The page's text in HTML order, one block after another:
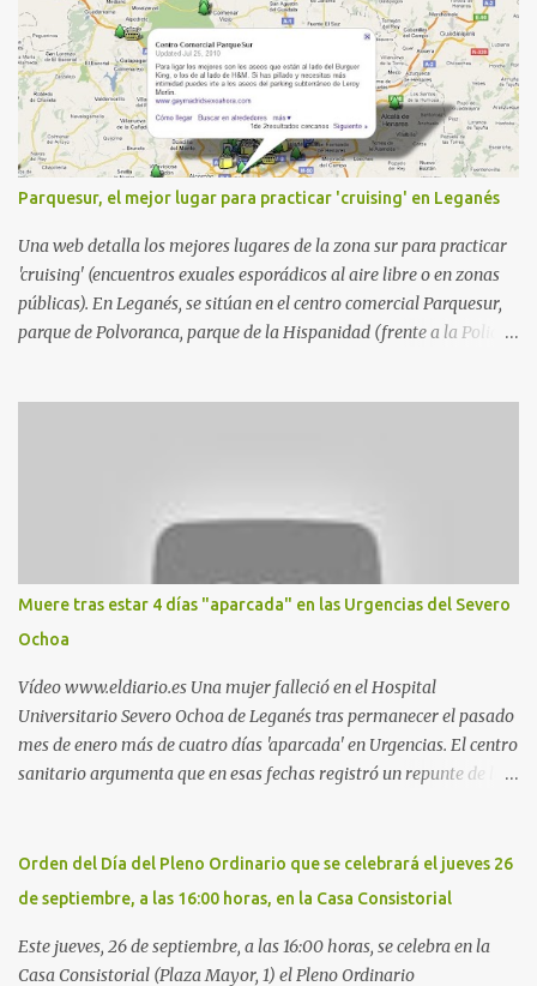
Parquesur, el mejor lugar para practicar 'cruising' en Leganés
Una web detalla los mejores lugares de la zona sur para practicar
'cruising' (encuentros exuales esporádicos al aire libre o en zonas
públicas). En Leganés, se sitúan en el centro comercial Parquesur,
parque de Polvoranca, parque de la Hispanidad (frente a la Policía
estadio municipal de Butarque) y caminos entre el estadio y Plaza
Nueva. Otro lugar: Escombrera de Polvoranca, entre Leganés y
Móstoles También en el parque de la Hispanidad, situado frente a
la Policía Local de Leganés de la calle Chile, 1, y junto al
cementerio de Butarque". Más información
Muere tras estar 4 días "aparcada" en las Urgencias del Severo
Ochoa
Vídeo www.eldiario.es Una mujer falleció en el Hospital
Universitario Severo Ochoa de Leganés tras permanecer el pasado
mes de enero más de cuatro días 'aparcada' en Urgencias. El centro
sanitario argumenta que en esas fechas registró un repunte de las
arritmia y agravamiento de su dolencia por culpa de un resfriado.
Por ello, la ingresaron a finales del año pasado en el Hospital
cama, en el pasillo, sin mantas y sin poder descansar. Su hija, que
ha denunciado el caso y que grabó un vídeo de la situación
Orden del Día del Pleno Ordinario que se celebrará el jueves 26
de septiembre, a las 16:00 horas, en la Casa Consistorial
Este jueves, 26 de septiembre, a las 16:00 horas, se celebra en la
Casa Consistorial (Plaza Mayor, 1) el Pleno Ordinario